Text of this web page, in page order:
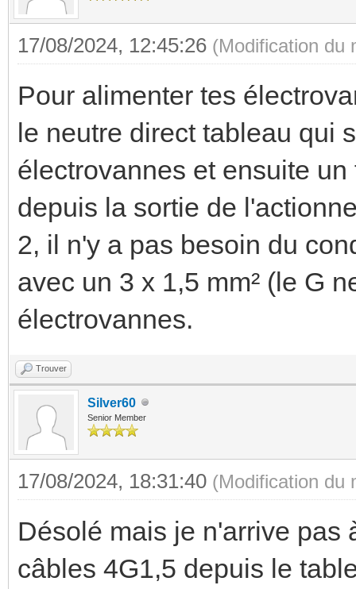
17/08/2024, 12:45:26 (Modification du
Pour alimenter tes
le neutre direct tableau qui
électrovannes et ensuite
depuis la sortie de
2, il n'y a pas besoin du
avec un 3 x 1,5 mm² (le G
électrovannes.
Trouver
Silver60
Senior Member
17/08/2024, 18:31:40 (Modification du
Désolé mais je n'arrive pas
câbles 4G1,5 depuis le